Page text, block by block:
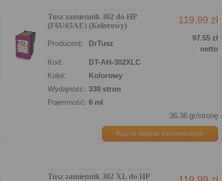
Tusz zamiennik 302 do HP
(F6U65AE) (Kolorowy)
119.99 zł
Producent: DrTusz
97.55 zł
netto
Kod:
DT-AH-302XLC
Kolor:
Kolorowy
Wydajność: 330 stron
Pojemność: 6 ml
36.36 gr/stronę
Kup w sklepie internetowym
Tusz zamiennik 302 XL do HP